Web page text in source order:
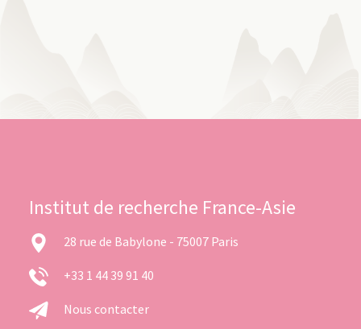
Institut de recherche France-Asie
28 rue de Babylone - 75007 Paris
+33 1 44 39 91 40
Nous contacter